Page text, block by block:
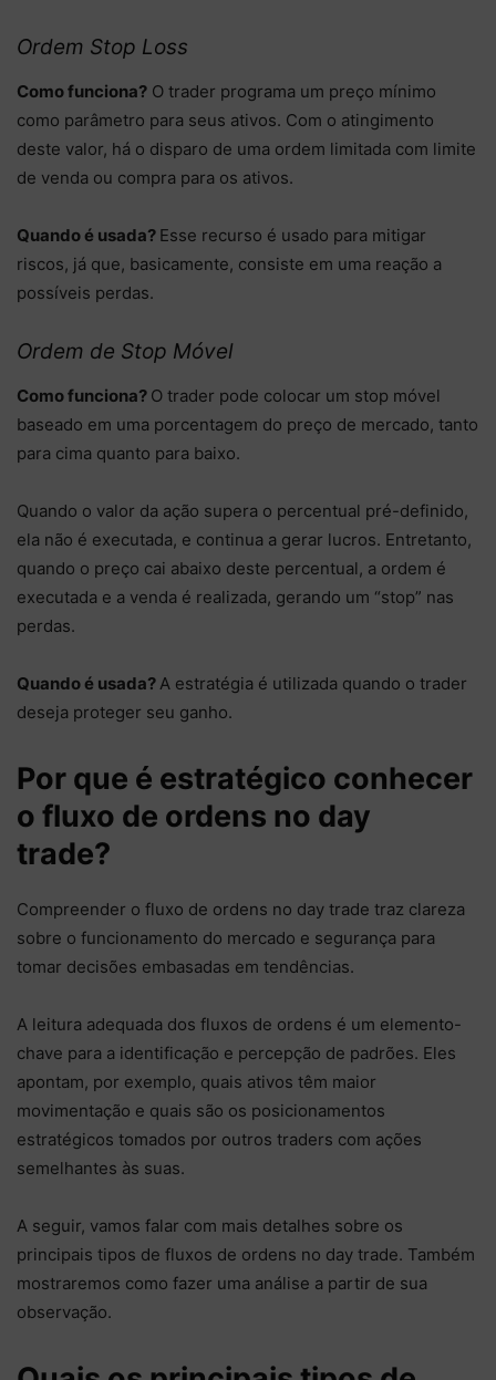
Ordem Stop Loss
Como funciona? O trader programa um preço mínimo
como parâmetro para seus ativos. Com o atingimento
deste valor, há o disparo de uma ordem limitada com limite
de venda ou compra para os ativos.
Quando é usada? Esse recurso é usado para mitigar
riscos, já que, basicamente, consiste em uma reação a
possíveis perdas.
Ordem de Stop Móvel
Como funciona? O trader pode colocar um stop móvel
baseado em uma porcentagem do preço de mercado, tanto
para cima quanto para baixo.
Quando o valor da ação supera o percentual pré-definido,
ela não é executada, e continua a gerar lucros. Entretanto,
quando o preço cai abaixo deste percentual, a ordem é
executada e a venda é realizada, gerando um “stop” nas
perdas.
Quando é usada?A estratégia é utilizada quando o trader
deseja proteger seu ganho.
Por que é estratégico conhecer
o fluxo de ordens no day
trade?
Compreender o fluxo de ordens no day trade traz clareza
sobre o funcionamento do mercado e segurança para
tomar decisões embasadas em tendências.
A leitura adequada dos fluxos de ordens é um elemento-
chave para a identificação e percepção de padrões. Eles
apontam, por exemplo, quais ativos têm maior
movimentação e quais são os posicionamentos
estratégicos tomados por outros traders com ações
semelhantes às suas.
A seguir, vamos falar com mais detalhes sobre os
principais tipos de fluxos de ordens no day trade. Também
mostraremos como fazer uma análise a partir de sua
observação.